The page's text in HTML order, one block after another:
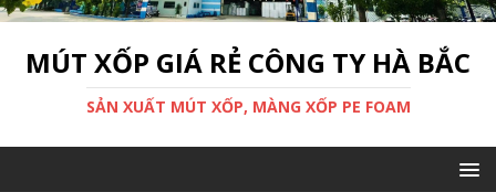
MÚT XỐP GIÁ RẺ CÔNG TY HÀ BẮC
SẢN XUẤT MÚT XỐP, MÀNG XỐP PE FOAM